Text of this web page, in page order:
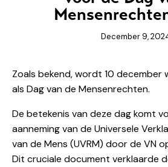
December 9,
Zoals bekend, wordt 10 december
als Dag van de Mensenrechten.
De betekenis van deze dag komt
aanneming van de Universele
van de Mens (UVRM) door de VN
Dit cruciale document verklaarde